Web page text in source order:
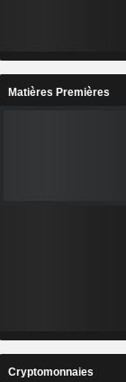
Matières Premières
Cryptomonnaies